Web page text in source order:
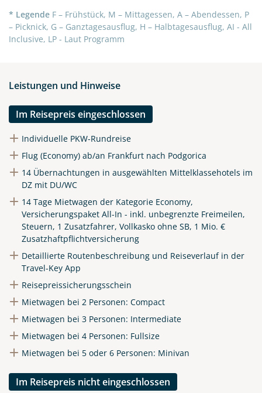
* Legende F – Frühstück, M – Mittagessen, A – Abendessen, P
– Picknick, G – Ganztagesausflug, H – Halbtagesausflug, AI - All
Inclusive, LP - Laut Programm
Leistungen und Hinweise
Im Reisepreis eingeschlossen
Individuelle PKW-Rundreise
Flug (Economy) ab/an Frankfurt nach Podgorica
14 Übernachtungen in ausgewählten Mittelklassehotels im
DZ mit DU/WC
14 Tage Mietwagen der Kategorie Economy,
Versicherungspaket All-In - inkl. unbegrenzte Freimeilen,
Steuern, 1 Zusatzfahrer, Vollkasko ohne SB, 1 Mio. €
Zusatzhaftpflichtversicherung
Detaillierte Routenbeschreibung und Reiseverlauf in der
Travel-Key App
Reisepreissicherungsschein
Mietwagen bei 2 Personen: Compact
Mietwagen bei 3 Personen: Intermediate
Mietwagen bei 4 Personen: Fullsize
Mietwagen bei 5 oder 6 Personen: Minivan
Im Reisepreis nicht eingeschlossen